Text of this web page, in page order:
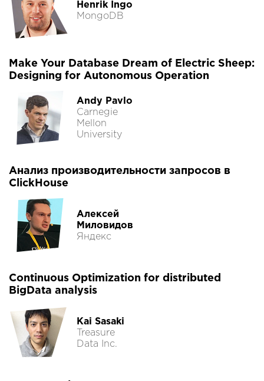
Henrik Ingo
MongoDB
Make Your Database Dream of Electric Sheep:
Designing for Autonomous Operation
Andy Pavlo
Carnegie
Mellon
University
Анализ производительности запросов в
ClickHouse
Алексей
Миловидов
Яндекс
Continuous Optimization for distributed
BigData analysis
Kai Sasaki
Treasure
Data Inc.